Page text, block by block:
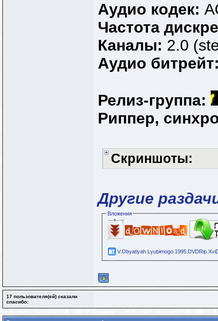
Аудио кодек:
Частота
Каналы: 2.0
Аудио
Релиз-группа:
Риппер,
Скриншоты:
Другие
Вложения
17 пользователя(ей) сказали
cпасибо: